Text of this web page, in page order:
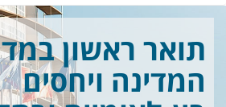
תואר ראשון
המדינה ויחסים